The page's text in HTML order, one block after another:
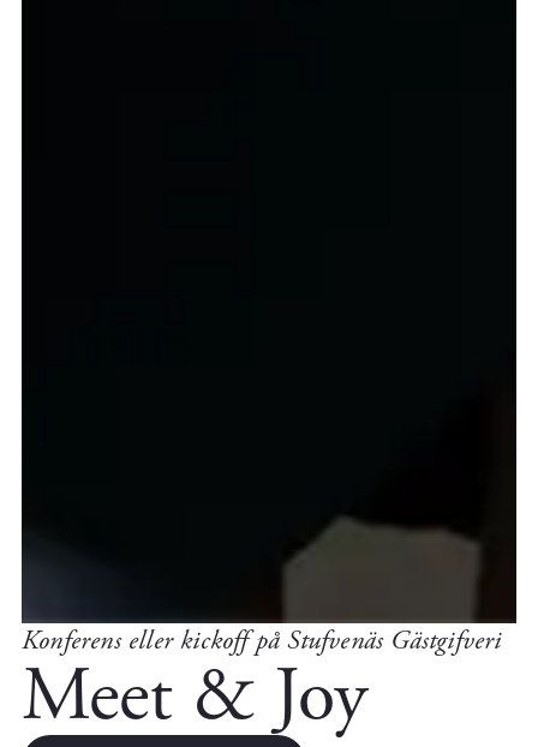
Konferens eller kickoff på Stufvenäs Gästgifveri
Meet & Joy